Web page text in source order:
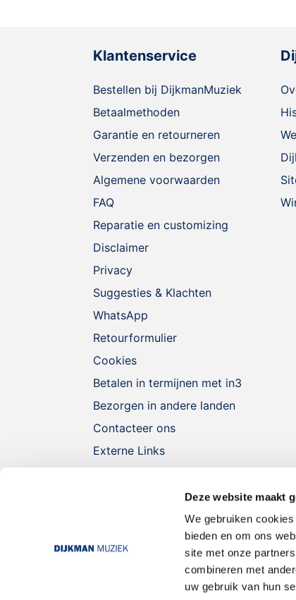
Deze website maakt
We gebruiken
bieden en om ons
site met onze
combineren met
uw gebruik van hun
Klantenservice
Bestellen bij DijkmanMuziek
Betaalmethoden
Garantie en retourneren
Verzenden en bezorgen
Algemene voorwaarden
FAQ
Reparatie en customizing
Disclaimer
Privacy
Suggesties & Klachten
WhatsApp
Retourformulier
Cookies
Betalen in termijnen met in3
Bezorgen in andere landen
Contacteer ons
Externe Links